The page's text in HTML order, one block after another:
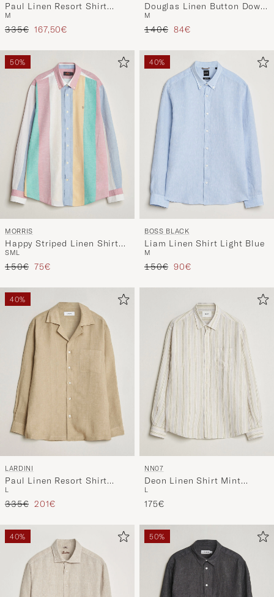
Paul Linen Resort Shirt
Dark Blue
M
Regulärer Preis
335€ Reduzierter Preis
167,50€
Douglas Linen Button Down
Shirt Khaki
M
Regulärer Preis
140€ Reduzierter Preis
84€
50%
MORRIS
Happy Striped Linen Shirt
Multi
SML
Regulärer Preis
150€ Reduzierter Preis
75€
40%
BOSS BLACK
Liam Linen Shirt Light Blue
M
Regulärer Preis
150€ Reduzierter Preis
90€
40%
LARDINI
Paul Linen Resort Shirt
Beige
L
Regulärer Preis
335€ Reduzierter Preis
201€
NN07
Deon Linen Shirt Mint
Stripe
L
175€
40% 50%